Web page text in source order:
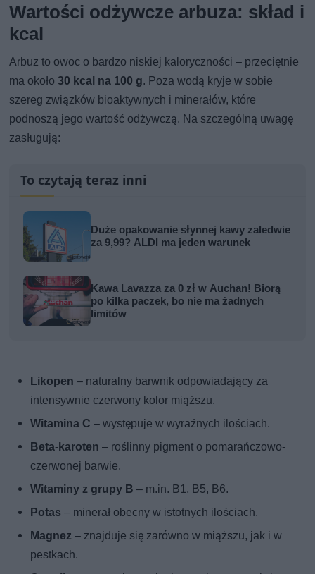
Wartości odżywcze arbuza: skład i
kcal
Arbuz to owoc o bardzo niskiej kaloryczności – przeciętnie
ma około30 kcal na 100 g. Poza wodą kryje w sobie
szereg związków bioaktywnych i minerałów, które
podnoszą jego wartość odżywczą. Na szczególną uwagę
zasługują:
To czytają teraz inni
Duże opakowanie słynnej kawy zaledwie
za 9,99? ALDI ma jeden warunek
Kawa Lavazza za 0 zł w Auchan! Biorą
po kilka paczek, bo nie ma żadnych
limitów
Likopen – naturalny barwnik odpowiadający za
intensywnie czerwony kolor miąższu.
Witamina C – występuje w wyraźnych ilościach.
Beta-karoten – roślinny pigment o pomarańczowo-
czerwonej barwie.
Witaminy z grupy B – m.in. B1, B5, B6.
Potas – minerał obecny w istotnych ilościach.
Magnez – znajduje się zarówno w miąższu, jak i w
pestkach.